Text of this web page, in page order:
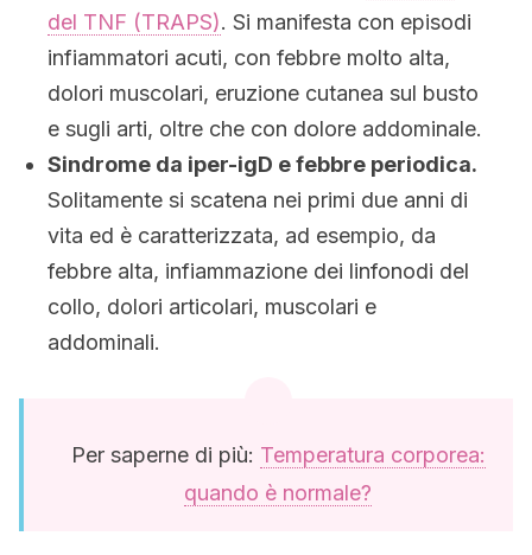
del TNF (TRAPS). Si manifesta con episodi
infiammatori acuti, con febbre molto alta,
dolori muscolari, eruzione cutanea sul busto
e sugli arti, oltre che con dolore addominale.
Sindrome da iper-igD e febbre periodica.
Solitamente si scatena nei primi due anni di
vita ed è caratterizzata, ad esempio, da
febbre alta, infiammazione dei linfonodi del
collo, dolori articolari, muscolari e
addominali.
Per saperne di più: Temperatura corporea:
quando è normale?